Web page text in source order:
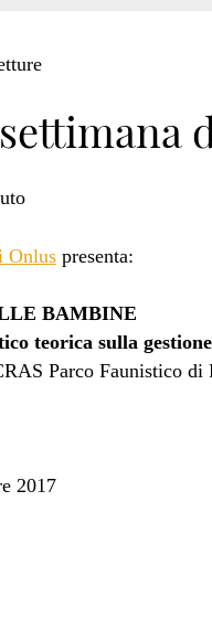
Onluspresenta:
BAMBINE
teorica sulla
Parco Faunistico di
2017